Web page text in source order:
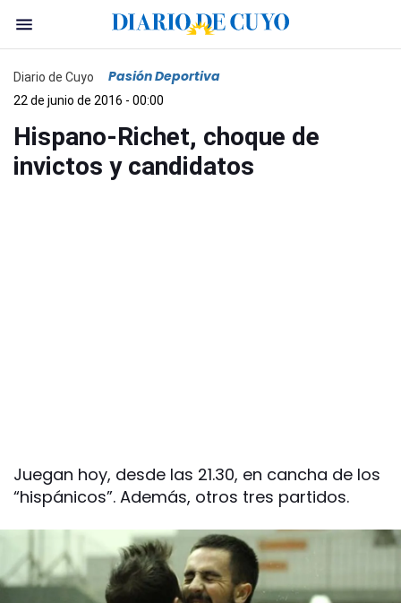
Diario de Cuyo Pasión Deportiva
22 de junio de 2016 - 00:00
Hispano-Richet, choque de
invictos y candidatos
Juegan hoy, desde las 21.30, en cancha de los
“hispánicos”. Además, otros tres partidos.